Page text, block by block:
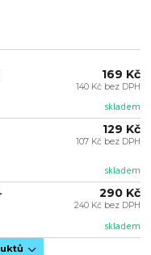
skladem
169 Kč
140 Kč bez DPH
skladem
129 Kč
107 Kč bez DPH
skladem
290 Kč
240 Kč bez DPH